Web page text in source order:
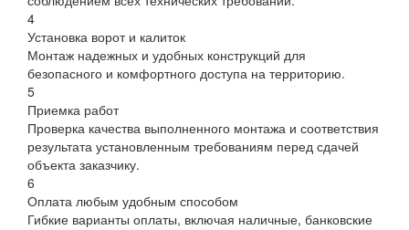
4
Установка ворот и калиток
Монтаж надежных и удобных конструкций для
безопасного и комфортного доступа на территорию.
5
Приемка работ
Проверка качества выполненного монтажа и соответствия
результата установленным требованиям перед сдачей
объекта заказчику.
6
Оплата любым удобным способом
Гибкие варианты оплаты, включая наличные, банковские